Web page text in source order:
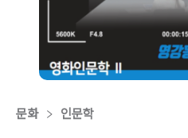
문화 인문학